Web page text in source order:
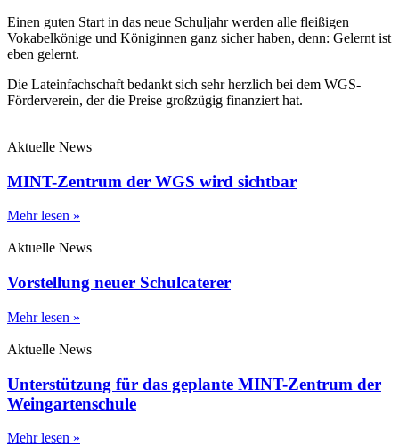
Einen guten Start in das neue Schuljahr werden alle fleißigen
Vokabelkönige und Königinnen ganz sicher haben, denn: Gelernt ist
eben gelernt.
Die Lateinfachschaft bedankt sich sehr herzlich bei dem WGS-
Förderverein, der die Preise großzügig finanziert hat.
Aktuelle News
MINT-Zentrum der WGS wird sichtbar
Mehr lesen »
Aktuelle News
Vorstellung neuer Schulcaterer
Mehr lesen »
Aktuelle News
Unterstützung für das geplante MINT-Zentrum der
Weingartenschule
Mehr lesen »